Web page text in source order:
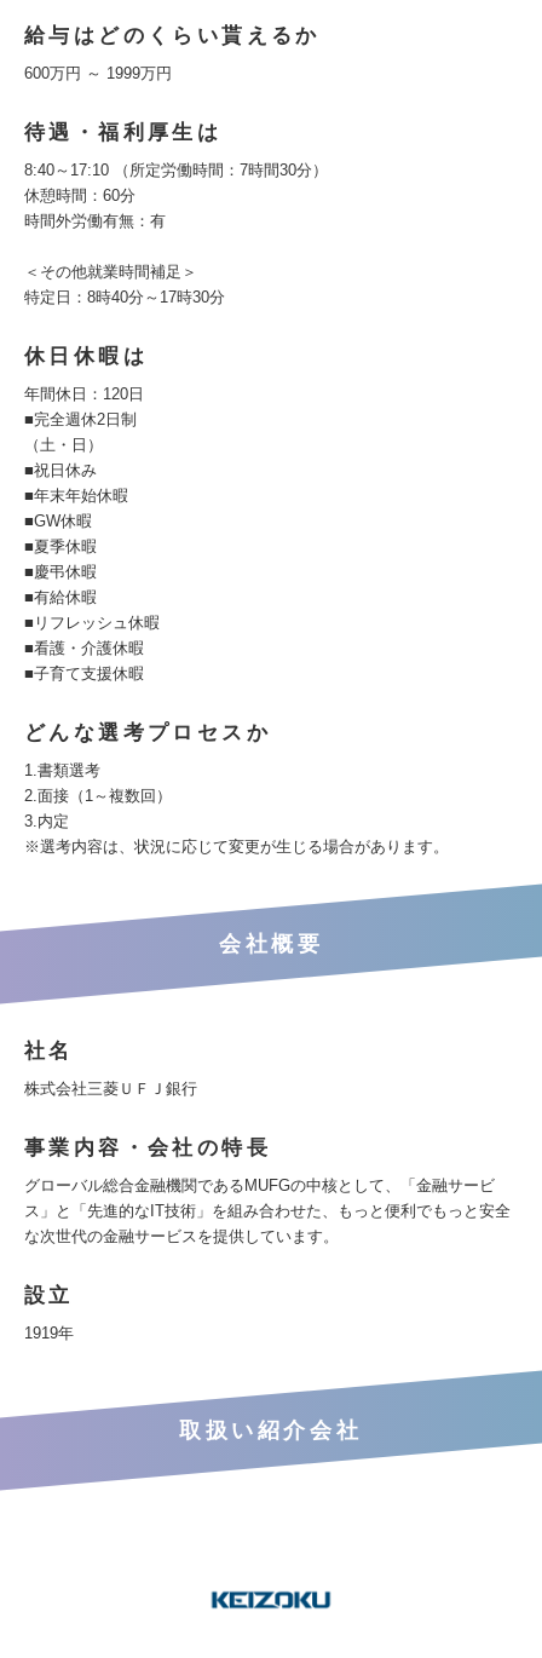
給与はどのくらい貰えるか
600万円 ～ 1999万円
待遇・福利厚生は
8:40～17:10 （所定労働時間：7時間30分）
休憩時間：60分
時間外労働有無：有
＜その他就業時間補足＞
特定日：8時40分～17時30分
休日休暇は
年間休日：120日
■完全週休2日制
（土・日）
■祝日休み
■年末年始休暇
■GW休暇
■夏季休暇
■慶弔休暇
■有給休暇
■リフレッシュ休暇
■看護・介護休暇
■子育て支援休暇
どんな選考プロセスか
1.書類選考
2.面接（1～複数回）
3.内定
※選考内容は、状況に応じて変更が生じる場合があります。
会社概要
社名
株式会社三菱ＵＦＪ銀行
事業内容・会社の特長
グローバル総合金融機関であるMUFGの中核として、「金融サービ
ス」と「先進的なIT技術」を組み合わせた、もっと便利でもっと安全
な次世代の金融サービスを提供しています。
設立
1919年
取扱い紹介会社